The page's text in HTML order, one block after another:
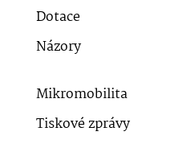
Dotace
Názory
Mikromobilita
Tiskové zprávy